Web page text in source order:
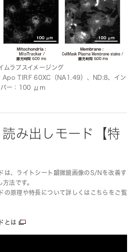
ムラプスイメージング
Apo TIRF 60XC（NA1.49）、ND:8、イン
バー：100 μm
み出しモード【特
は、ライトシート顕微鏡画像のS/Nを改善す
法です。
の原理や特長について詳しくはこちらをご覧
とは